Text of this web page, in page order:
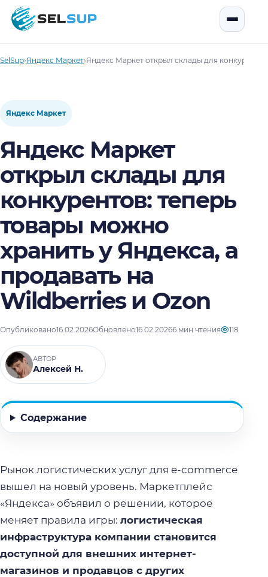
SelSup
SelSup›Яндекс Маркет›Яндекс Маркет открыл склады для
Яндекс Маркет
Яндекс Маркет
открыл склады для
конкурентов: теперь
товары можно
хранить у Яндекса, а
продавать на
Wildberries и Ozon
Опубликовано16.02.2026Обновлено16.02.20266 мин чтения 118
АВТОР
Алексей Н.
Содержание
Рынок логистических услуг для e-commerce
вышел на новый уровень. Маркетплейс
«Яндекса» объявил о решении, которое
меняет правила игры: логистическая
инфраструктура компании становится
доступной для внешних интернет-
магазинов и продавцов с других